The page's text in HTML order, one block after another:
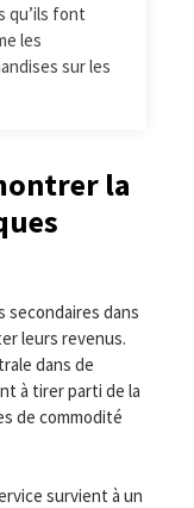
qu’ils font
les
sur les
la
secondaires dans
leurs revenus.
dans de
à tirer parti de la
de commodité
survient à un